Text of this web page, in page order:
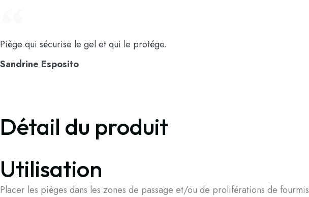
Piège qui sécurise le gel et qui le protége.
Sandrine Esposito
Détail du produit
Utilisation
Placer les pièges dans les zones de passage et/ou de proliférations de fourmis